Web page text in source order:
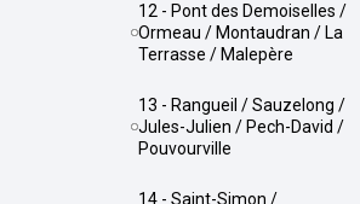
12 - Pont des Demoiselles /
Ormeau / Montaudran / La
Terrasse / Malepère
13 - Rangueil / Sauzelong /
Jules-Julien / Pech-David /
Pouvourville
14 - Saint-Simon /